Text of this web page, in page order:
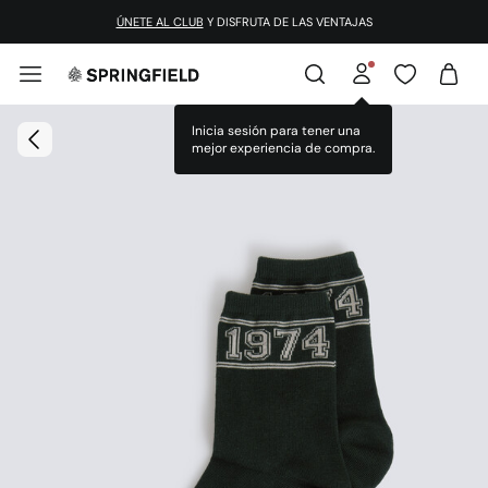
ÚNETE AL CLUB Y DISFRUTA DE LAS VENTAJAS
Inicia sesión para tener una
mejor experiencia de compra.